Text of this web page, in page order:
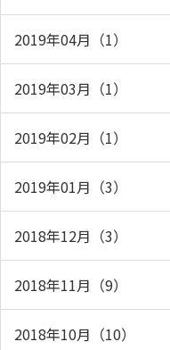
2019年04月（1）
2019年03月（1）
2019年02月（1）
2019年01月（3）
2018年12月（3）
2018年11月（9）
2018年10月（10）